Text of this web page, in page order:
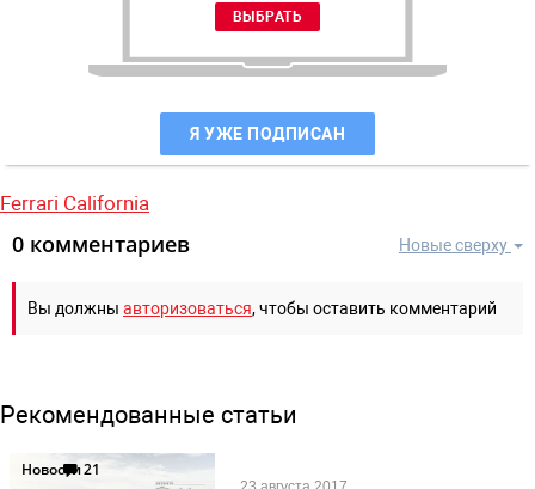
Я УЖЕ ПОДПИСАН
Ferrari California
Новые сверху
0 комментариев
Вы должны авторизоваться, чтобы оставить комментарий
Рекомендованные статьи
Новости21